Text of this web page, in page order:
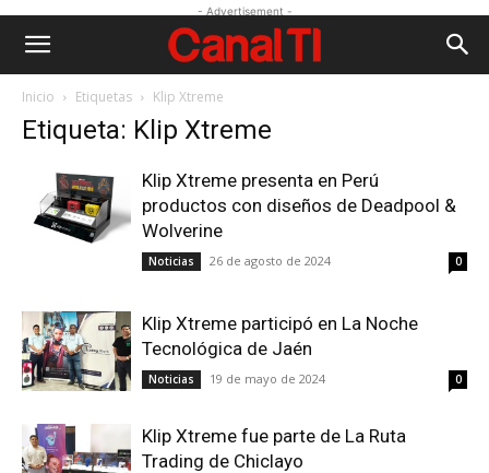
- Advertisement -
Inicio Etiquetas Klip Xtreme
Etiqueta: Klip Xtreme
Klip Xtreme presenta en Perú
productos con diseños de Deadpool &
Wolverine
Noticias 26 de agosto de 2024 0
Klip Xtreme participó en La Noche
Tecnológica de Jaén
Noticias 19 de mayo de 2024 0
Klip Xtreme fue parte de La Ruta
Trading de Chiclayo